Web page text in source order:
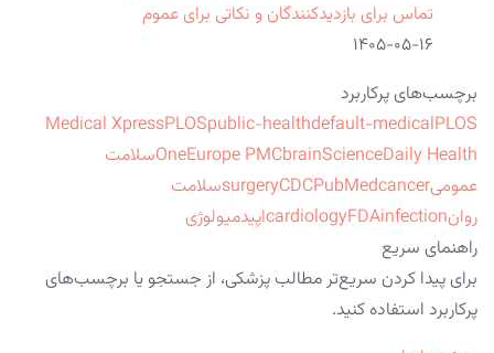
تماس برای بازدیدکنندگان و نکاتی برای عموم
۱۴۰۵-۰۵-۱۶
برچسب‌های پرکاربرد
Medical XpressPLOSpublic-healthdefault-medicalPLOS
OneEurope PMCbrainScienceDaily Health
سلامت
عمومی
surgeryCDCPubMedcancer
سلامت
روان
cardiologyFDAinfection
اپیدمیولوژی
راهنمای سریع
برای پیدا کردن سریع‌تر مطالب پزشکی، از جستجو یا برچسب‌های
پرکاربرد استفاده کنید.